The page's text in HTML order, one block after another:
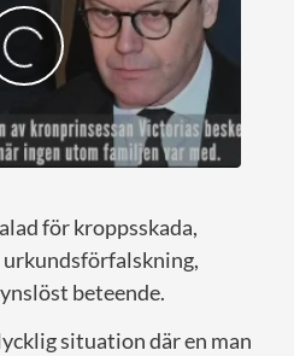
för kroppsskada,
beteende.
situation där en man